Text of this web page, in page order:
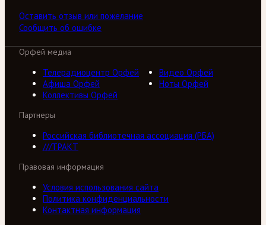
Оставить отзыв или пожелание
Сообщить об ошибке
Орфей медиа
Телерадиоцентр Орфей
Видео Орфей
Афиша Орфей
Ноты Орфей
Коллективы Орфей
Партнеры
Российская библиотечная ассоциация (РБА)
///ТРАКТ
Правовая информация
Условия использования сайта
Политика конфиденциальности
Контактная информация